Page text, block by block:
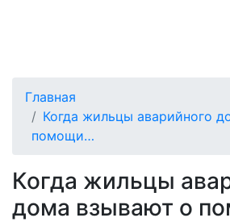
Главная
Когда жильцы аварийного
помощи…
Когда жильцы
дома взывают о